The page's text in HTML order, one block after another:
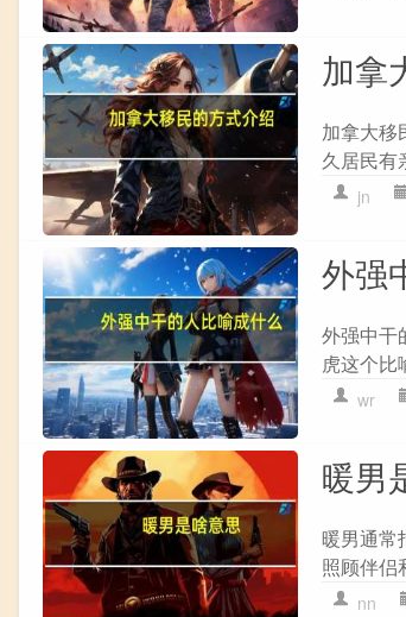
加拿
加拿大移
久居民有
jn
外强
外强中干
虎这个比
wr
暖男
暖男通常
照顾伴侣
nn